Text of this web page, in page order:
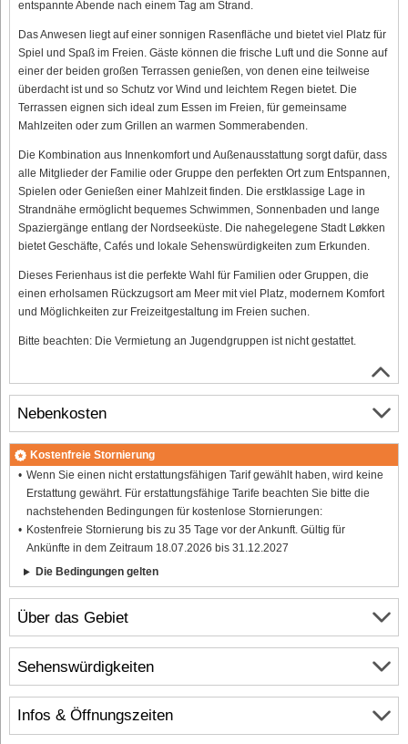
entspannte Abende nach einem Tag am Strand.
Das Anwesen liegt auf einer sonnigen Rasenfläche und bietet viel Platz für
Spiel und Spaß im Freien. Gäste können die frische Luft und die Sonne auf
einer der beiden großen Terrassen genießen, von denen eine teilweise
überdacht ist und so Schutz vor Wind und leichtem Regen bietet. Die
Terrassen eignen sich ideal zum Essen im Freien, für gemeinsame
Mahlzeiten oder zum Grillen an warmen Sommerabenden.
Die Kombination aus Innenkomfort und Außenausstattung sorgt dafür, dass
alle Mitglieder der Familie oder Gruppe den perfekten Ort zum Entspannen,
Spielen oder Genießen einer Mahlzeit finden. Die erstklassige Lage in
Strandnähe ermöglicht bequemes Schwimmen, Sonnenbaden und lange
Spaziergänge entlang der Nordseeküste. Die nahegelegene Stadt Løkken
bietet Geschäfte, Cafés und lokale Sehenswürdigkeiten zum Erkunden.
Dieses Ferienhaus ist die perfekte Wahl für Familien oder Gruppen, die
einen erholsamen Rückzugsort am Meer mit viel Platz, modernem Komfort
und Möglichkeiten zur Freizeitgestaltung im Freien suchen.
Bitte beachten: Die Vermietung an Jugendgruppen ist nicht gestattet.
Über das Gebiet
Infos & Öffnungszeiten
Nebenkosten
Kostenfreie Stornierung
Wenn Sie einen nicht erstattungsfähigen Tarif gewählt haben, wird keine
Erstattung gewährt. Für erstattungsfähige Tarife beachten Sie bitte die
nachstehenden Bedingungen für kostenlose Stornierungen:
Kostenfreie Stornierung bis zu 35 Tage vor der Ankunft. Gültig für
Ankünfte in dem Zeitraum 18.07.2026 bis 31.12.2027
Die Bedingungen gelten
Sehenswürdigkeiten